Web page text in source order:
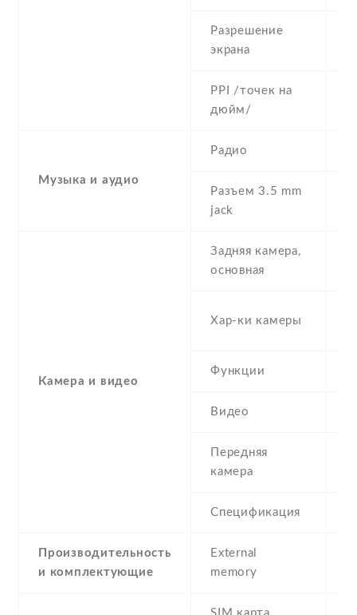
Разрешение
экрана
PPI /точек на
дюйм/
Музыка и аудио
Радио
Разъем 3.5 mm
jack
Камера и видео
Задняя камера,
основная
Хар-ки камеры
Функции
Видео
Передняя
камера
Спецификация
Производительность
и комплектующие
External
memory